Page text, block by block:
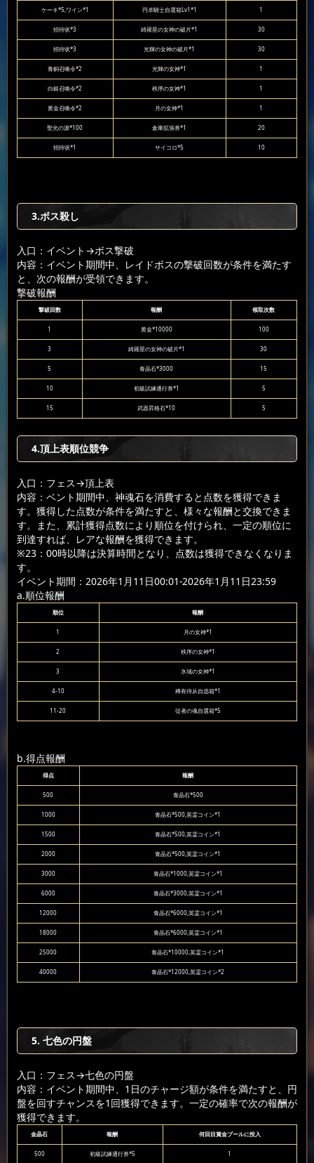
ケーキ*5,ワイン*1 円卓騎士自選箱Lv1*1 1
招待状*3 綺羅星の女神の破片*1 30
招待状*3 光輝の女神の破片*1 30
青銅召喚令*2 光輝の女神*1 1
白銀召喚令*2 秩序の女神*1 1
黄金召喚令*2 月の女神*1 1
聖光の源*100 倉庫拡張券*1 20
招待状*1 サイコロ*5 10
3.ボス殺し
入口：イベント →ボス撃破
内容：イベント期間中、レイドボスの撃破回数が条件を満たす
と、次の報酬が受領できます。
撃破報酬
撃破回数 報酬 领取次数
1 黄金*10000 100
3 綺羅星の女神の破片*1 30
5 青晶石*3000 15
10 初級試練通行券*1 5
15 武器昇格石*10 5
4.頂上表順位競争
入口：フェス→頂上表
内容：ベント期間中、神魂石を消費すると点数を獲得できま
す。獲得した点数が条件を満たすと、様々な報酬と交換できま
す。また、累計獲得点数により順位を付けられ、一定の順位に
到達すれば、レアな報酬を獲得できます。
※23：00時以降は決算時間となり、点数は獲得できなくなりま
す。
イベント期間：2026年1月11日00:01-2026年1月11日23:59
a.順位報酬
順位 報酬
1 月の女神*1
2 秩序の女神*1
3 氷域の女神*1
4-10 稀有侍从自选箱*1
11-20 従者の魂自選箱*5
b.得点報酬
得点 報酬
500 青晶石*500
1000 青晶石*500,英霊コイン*1
1500 青晶石*500,英霊コイン*1
2000 青晶石*500,英霊コイン*1
3000 青晶石*1000,英霊コイン*1
6000 青晶石*3000,英霊コイン*1
12000 青晶石*6000,英霊コイン*1
18000 青晶石*6000,英霊コイン*1
25000 青晶石*10000,英霊コイン*1
40000 青晶石*12000,英霊コイン*2
5. 七色の円盤
入口：フェス→七色の円盤
内容：イベント期間中、1日のチャージ額が条件を満たすと、円
盤を回すチャンスを1回獲得できます。一定の確率で次の報酬が
獲得できます。
金晶石 報酬 何回目賞金プールに投入
500 初級試練通行券*5 1